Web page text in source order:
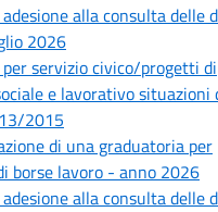
alla consulta delle
2026
servizio civico/progetti di
e lavorativo situazioni
2015
di una graduatoria per
borse lavoro - anno 2026
alla consulta delle